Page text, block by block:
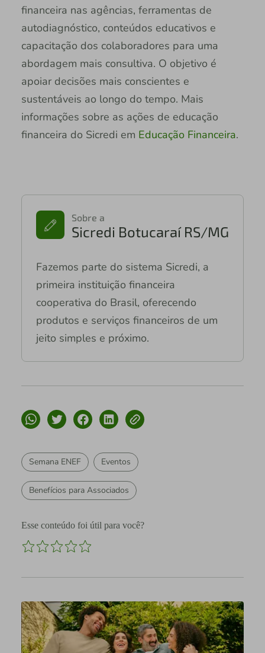
financeira nas agências, ferramentas de
autodiagnóstico, conteúdos educativos e
capacitação dos colaboradores para uma
abordagem mais consultiva. O objetivo é
apoiar decisões mais conscientes e
sustentáveis ao longo do tempo. Mais
informações sobre as ações de educação
financeira do Sicredi em Educação Financeira.
Sobre a
Sicredi Botucaraí RS/MG
Fazemos parte do sistema Sicredi, a
primeira instituição financeira
cooperativa do Brasil, oferecendo
produtos e serviços financeiros de um
jeito simples e próximo.
Semana ENEF Eventos
Benefícios para Associados
Esse conteúdo foi útil para você?